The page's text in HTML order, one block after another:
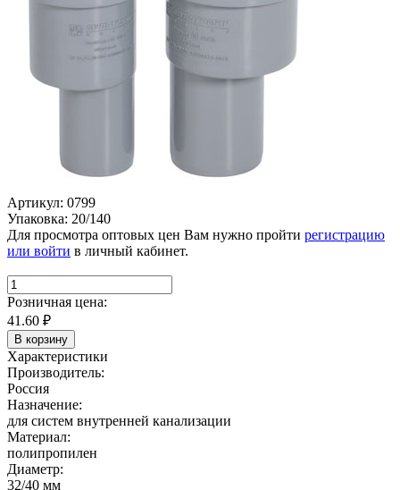
Артикул: 0799
Упаковка: 20/140
Для просмотра оптовых цен Вам нужно пройти регистрацию
или войти в личный кабинет.
Розничная цена:
41.60 ₽
В корзину
Характеристики
Производитель:
Россия
Назначение:
для систем внутренней канализации
Материал:
полипропилен
Диаметр:
32/40 мм